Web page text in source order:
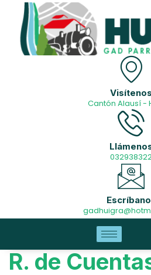
Visítenos
Cantón Alausí -
R. de